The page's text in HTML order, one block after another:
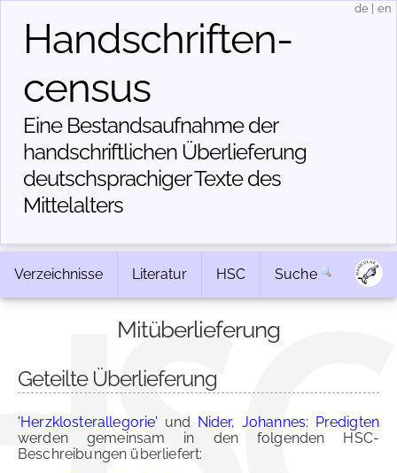
Handschriften­
census
Eine Bestandsaufnahme der
handschriftlichen Über­lieferung
deutschsprachiger Texte des
Mittelalters
de en
Verzeichnisse Literatur HSC Suche
Mitüberlieferung
Geteilte Überlieferung
'Herzklosterallegorie' und Nider, Johannes: Predigten
werden gemeinsam in den folgenden HSC-
Beschreibungen überliefert: